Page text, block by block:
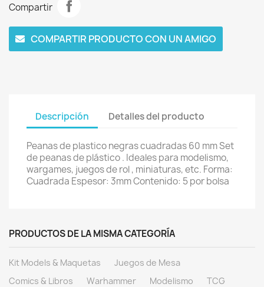
Compartir
COMPARTIR PRODUCTO CON UN AMIGO
Descripción Detalles del producto
Peanas de plastico negras cuadradas 60 mm Set
de peanas de plástico . Ideales para modelismo,
wargames, juegos de rol , miniaturas, etc. Forma:
Cuadrada Espesor: 3mm Contenido: 5 por bolsa
PRODUCTOS DE LA MISMA CATEGORÍA
Kit Models & Maquetas
Juegos de Mesa
Comics & Libros
Warhammer Modelismo
TCG